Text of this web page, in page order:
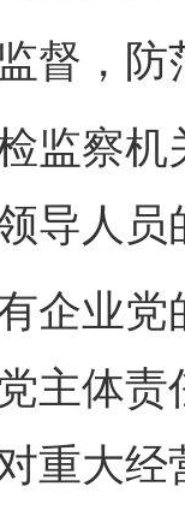
，防
察机
导人员
业党
主体
重大